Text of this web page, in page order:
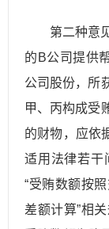
第二种意
的B公司提供
公司股份，所
甲、丙构成受
的财物，应依
适用法律若干
“受贿数额按
差额计算”相